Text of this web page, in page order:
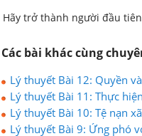
Hãy trở thành người đầu
Các bài khác cùng
Lý thuyết Bài 12: Quyền
Lý thuyết Bài 11: Thực
Lý thuyết Bài 10: Tệ nạn
Lý thuyết Bài 9: Ứng phó